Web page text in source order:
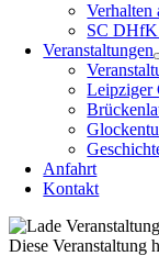
Verhalten
SC DHfK
Veranstaltungen
Leipziger
Anfahrt
Kontakt
Diese Veranstaltung